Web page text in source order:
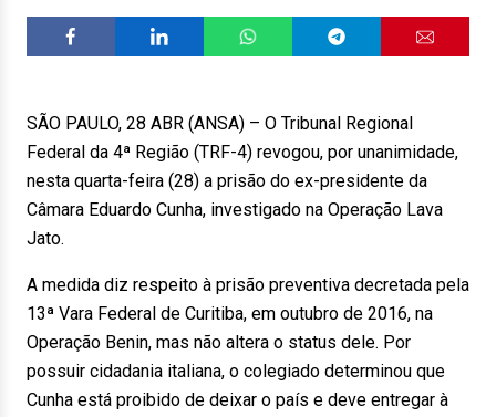
SÃO PAULO, 28 ABR (ANSA) – O Tribunal Regional
Federal da 4ª Região (TRF-4) revogou, por unanimidade,
nesta quarta-feira (28) a prisão do ex-presidente da
Câmara Eduardo Cunha, investigado na Operação Lava
Jato.
A medida diz respeito à prisão preventiva decretada pela
13ª Vara Federal de Curitiba, em outubro de 2016, na
Operação Benin, mas não altera o status dele. Por
possuir cidadania italiana, o colegiado determinou que
Cunha está proibido de deixar o país e deve entregar à